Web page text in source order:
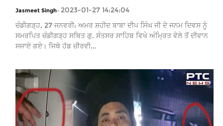
Jasmeet Singh- 2023-01-27 14:24:04
ਚੰਡੀਗੜ੍ਹ, 27 ਜਨਵਰੀ: ਅਮਰ ਸ਼ਹੀਦ ਬਾਬਾ ਦੀਪ ਸਿੰਘ ਜੀ ਦੇ ਜਨਮ ਦਿਵਸ ਨੂੰ
ਸਮਰਪਿਤ ਚੰਡੀਗੜ੍ਹ ਸਥਿਤ ਗੁ. ਸੰਤਸਰ ਸਾਹਿਬ ਵਿਖੇ ਅੰਮ੍ਰਿਤ ਵੇਲੇ ਤੋਂ ਦੀਵਾਨ
ਸਜਾਏ ਗਏ। ਜਿਥੇ ਹੱਡ ਚੀਰਵੀ...